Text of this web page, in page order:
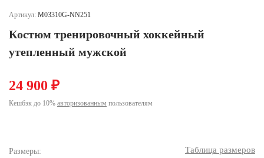
Ярославская область (1)
Артикул: M03310G-NN251
Костюм тренировочный хоккейный
утепленный мужской
24 900 ₽
Кешбэк до 10% авторизованным пользователям
Размеры: Таблица размеров